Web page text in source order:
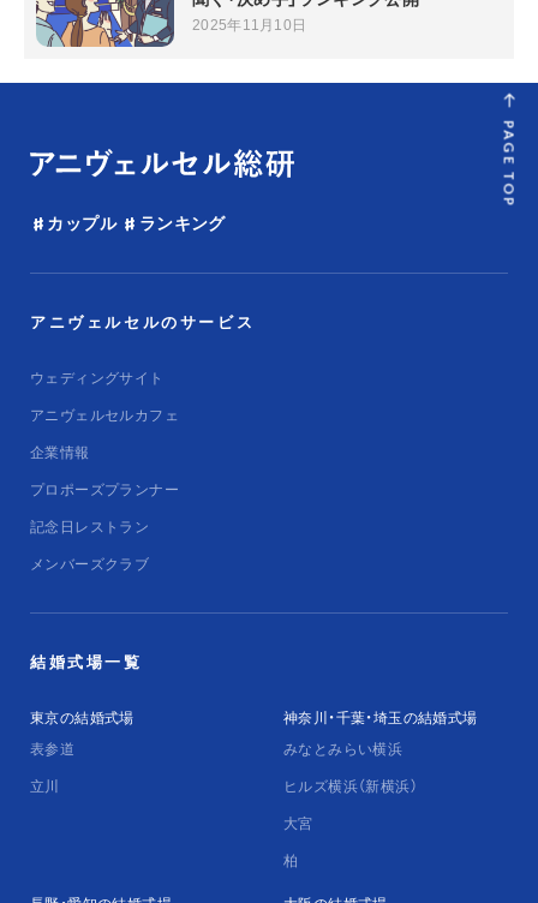
2025年11月10日
PAGE TOP
カップル ランキング
アニヴェルセルのサービス
ウェディングサイト
アニヴェルセルカフェ
企業情報
プロポーズプランナー
記念日レストラン
メンバーズクラブ
結婚式場一覧
東京の結婚式場
表参道
立川
神奈川・千葉・埼玉の結婚式場
みなとみらい横浜
ヒルズ横浜（新横浜）
大宮
柏